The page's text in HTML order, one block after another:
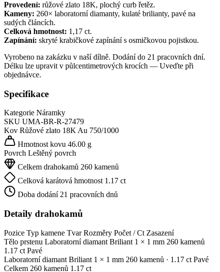
Provedení: růžové zlato 18K, plochý curb řetěz.
Kameny: 260× laboratorní diamanty, kulaté brilianty, pavé na
sudých článcích.
Celková hmotnost: 1,17 ct.
Zapínání: skryté krabičkové zapínání s osmičkovou pojistkou.
Vyrobeno na zakázku v naší dílně. Dodání do 21 pracovních dní.
Délku lze upravit v půlcentimetrových krocích — Uveďte při
objednávce.
Specifikace
Kategorie Náramky
SKU UMA-BR-R-27479
Kov Růžové zlato 18KAu 750/1000
Hmotnost kovu 46.00 g
Povrch Leštěný povrch
Celkem drahokamů 260 kamenů
Celková karátová hmotnost 1.17 ct
Doba dodání 21 pracovních dnů
Detaily drahokamů
Pozice Typ kamene Tvar Rozměry Počet / Ct Zasazení
Tělo prstenu Laboratorní diamant Briliant 1 × 1 mm 260 kamenů
1.17 ct Pavé
Laboratorní diamant Briliant 1 × 1 mm 260 kamenů · 1.17 ct Pavé
Celkem 260 kamenů 1.17 ct